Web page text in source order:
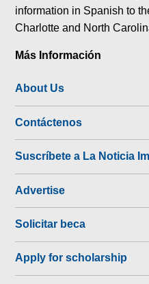
information in Spanish to
Charlotte and North
Más Información
About Us
Contáctenos
Suscríbete a La Noticia
Advertise
Solicitar beca
Apply for scholarship